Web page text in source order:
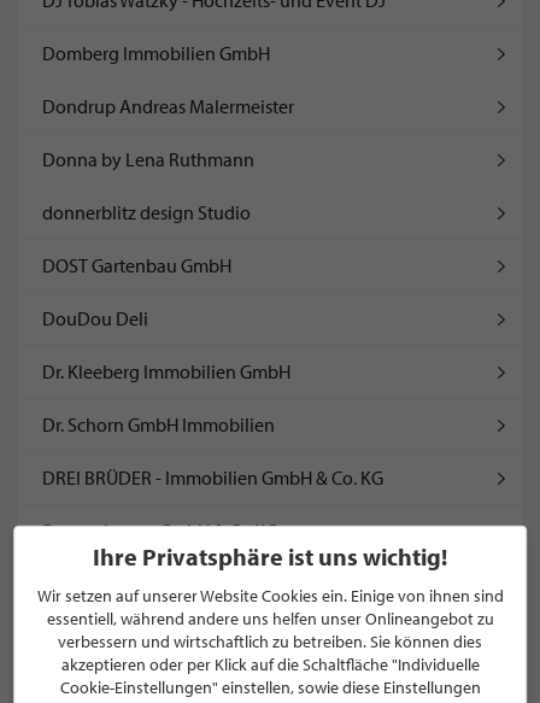
Domberg Immobilien GmbH
Dondrup Andreas Malermeister
Donna by Lena Ruthmann
donnerblitz design Studio
DOST Gartenbau GmbH
DouDou Deli
Dr. Kleeberg Immobilien GmbH
Dr. Schorn GmbH Immobilien
DREI BRÜDER - Immobilien GmbH & Co. KG
Droppelmann GmbH & Co KG
DUO Schenken+Wohnen GmbH
easylivin' culture
EBT-Aluminiumbau GmbH
Ihre Privatsphäre ist uns wichtig!
Wir setzen auf unserer Website Cookies ein. Einige von ihnen sind
essentiell, während andere uns helfen unser Onlineangebot zu
verbessern und wirtschaftlich zu betreiben. Sie können dies
akzeptieren oder per Klick auf die Schaltfläche "Individuelle
Cookie-Einstellungen" einstellen, sowie diese Einstellungen